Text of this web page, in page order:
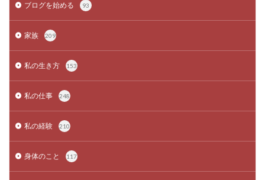
ブログを始める 93
家族 209
私の生き方 153
私の仕事 248
私の経験 210
身体のこと 117